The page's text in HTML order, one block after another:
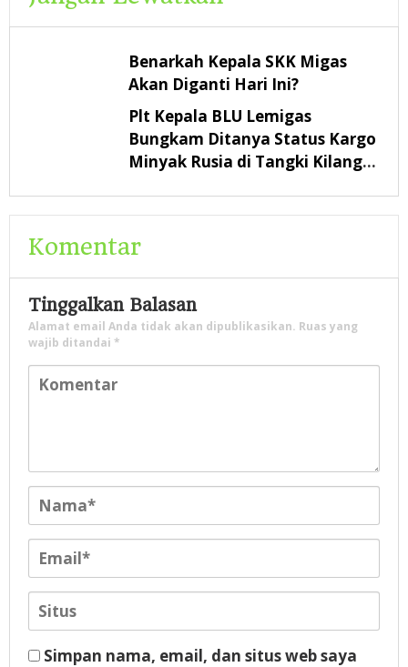
Benarkah Kepala SKK Migas
Akan Diganti Hari Ini?
Plt Kepala BLU Lemigas
Bungkam Ditanya Status Kargo
Minyak Rusia di Tangki Kilang
Komentar
Tinggalkan Balasan
Alamat email Anda tidak akan dipublikasikan. Ruas yang
wajib ditandai *
Simpan nama, email, dan situs web saya